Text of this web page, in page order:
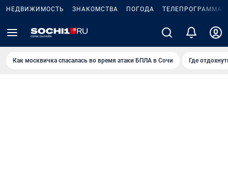
НЕДВИЖИМОСТЬ ЗНАКОМСТВА ПОГОДА ТЕЛЕПРОГРАММА
Как москвичка спасалась во время атаки БПЛА в Сочи Где